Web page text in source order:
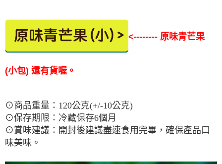
<-------- 原味青芒果
(小包) 還有貨喔。
⊙商品重量：120公克(+/-10公克)
⊙保存期限：冷藏保存6個月
⊙賞味建議：開封後建議盡速食用完畢，確保產品口
味美味。